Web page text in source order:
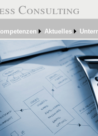
Consulting
Aktuelles